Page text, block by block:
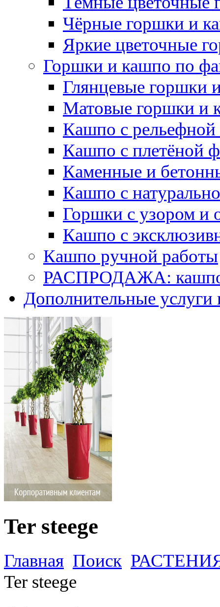
Чёрные горшки и
Яркие цветочные
Горшки и кашпо по
Глянцевые горшки
Матовые горшки и
Кашпо с рельефной
Кашпо с плетёной
Каменные и
Кашпо с
Горшки с узором и
Кашпо с
Кашпо ручной работы
РАСПРОДАЖА: кашпо
Дополнительные услуги
Ter steege
Главная Поиск
Ter steege